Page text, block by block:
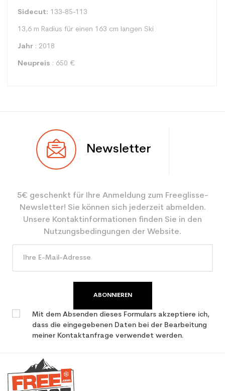
Sidecut: 133-85-113
13,6 m Radius für einen 163 cm langen Ski
Jahr : 2018
Neupreis : 650 €
Benutzer Frau
Farbe Weiß
CO2-Einsparungen für
den Planeten (in kg)
3.9
Newsletter
5€ geschenkt für Ihre Anmeldung zum Freeglisse-
Newsletter! Sie können sich jederzeit abmelden.
Unsere Kontaktinformationen finden Sie in den
Nutzungsbedingungen der Website.
ABONNIEREN
Mit dem Absenden dieses Formulars akzeptiere ich,
dass die eingegebenen Daten bei der Bearbeitung
meiner Kontaktanfrage verwendet werden.